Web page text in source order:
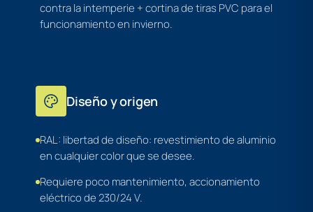
contra la intemperie + cortina de tiras PVC para el
funcionamiento en invierno.
Diseño y origen
RAL: libertad de diseño: revestimiento de aluminio
en cualquier color que se desee.
Requiere poco mantenimiento, accionamiento
eléctrico de 230/24 V.